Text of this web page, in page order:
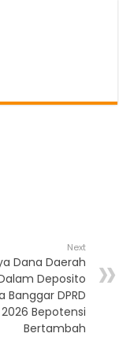
Next
Dana Daerah
Deposito
Banggar DPRD
2026 Bepotensi
Bertambah